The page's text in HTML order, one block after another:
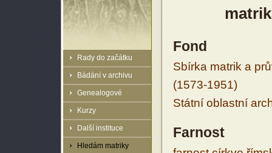
Rady do začátku
Bádání v archivu
Genealogové
Kurzy
Další instituce
Hledám matriky
Fond
Sbírka matrik a
(1573-1951)
Státní oblastní
Farnost